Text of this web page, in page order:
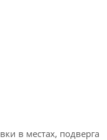
в местах, подверга